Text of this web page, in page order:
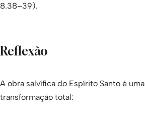
8.38–39).
Reflexão
A obra salvífica do Espírito Santo é
transformação total: